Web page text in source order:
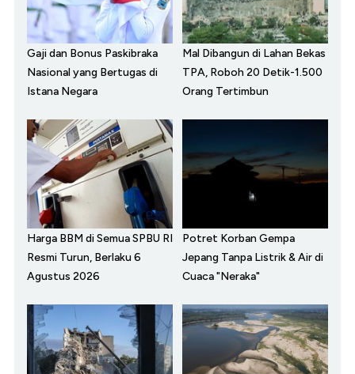
Gaji dan Bonus Paskibraka
Nasional yang Bertugas di
Istana Negara
Mal Dibangun di Lahan Bekas
TPA, Roboh 20 Detik-1.500
Orang Tertimbun
Harga BBM di Semua SPBU RI
Resmi Turun, Berlaku 6
Agustus 2026
Potret Korban Gempa
Jepang Tanpa Listrik & Air di
Cuaca "Neraka"